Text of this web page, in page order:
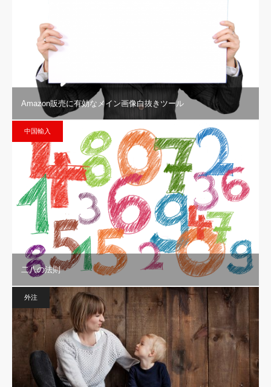
Amazon販売に有効なメイン画像白抜きツール
中国輸入
二八の法則
外注